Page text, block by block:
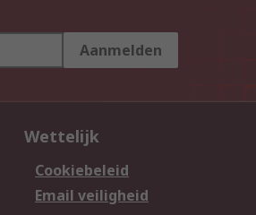
Aanmelden
Wettelijk
Cookiebeleid
Email veiligheid